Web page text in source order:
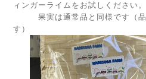
ィンガーライムをお試しください。
果実は通常品と同様です（品
す）